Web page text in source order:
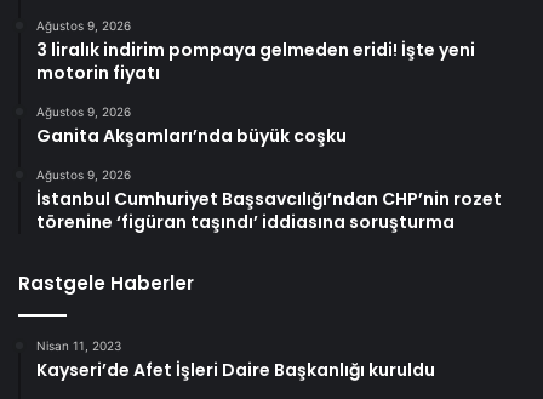
Ağustos 9, 2026
3 liralık indirim pompaya gelmeden eridi! İşte yeni
motorin fiyatı
Ağustos 9, 2026
Ganita Akşamları’nda büyük coşku
Ağustos 9, 2026
İstanbul Cumhuriyet Başsavcılığı’ndan CHP’nin rozet
törenine ‘figüran taşındı’ iddiasına soruşturma
Rastgele Haberler
Nisan 11, 2023
Kayseri’de Afet İşleri Daire Başkanlığı kuruldu